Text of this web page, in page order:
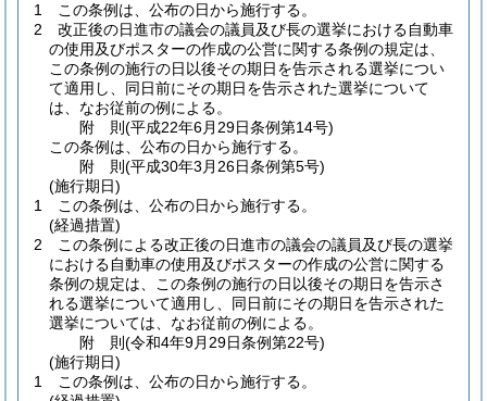
1
この条例は、公布の日から施行する。
2
改正後の日進市の議会の議員及び長の選挙における自動車
の使用及びポスターの作成の公営に関する条例の規定は、
この条例の施行の日以後その期日を告示される選挙につい
て適用し、同日前にその期日を告示された選挙について
は、なお従前の例による。
附 則(平成22年6月29日条例第14号)
この条例は、公布の日から施行する。
附 則(平成30年3月26日条例第5号)
(施行期日)
1
この条例は、公布の日から施行する。
(経過措置)
2
この条例による改正後の日進市の議会の議員及び長の選挙
における自動車の使用及びポスターの作成の公営に関する
条例の規定は、この条例の施行の日以後その期日を告示さ
れる選挙について適用し、同日前にその期日を告示された
選挙については、なお従前の例による。
附 則(令和4年9月29日条例第22号)
(施行期日)
1
この条例は、公布の日から施行する。